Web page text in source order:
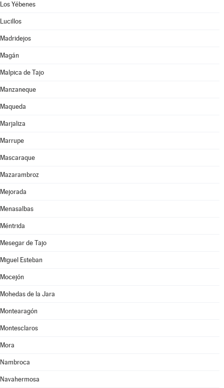
Los Yébenes
Lucillos
Madridejos
Magán
Malpica de Tajo
Manzaneque
Maqueda
Marjaliza
Marrupe
Mascaraque
Mazarambroz
Mejorada
Menasalbas
Méntrida
Mesegar de Tajo
Miguel Esteban
Mocejón
Mohedas de la Jara
Montearagón
Montesclaros
Mora
Nambroca
Navahermosa